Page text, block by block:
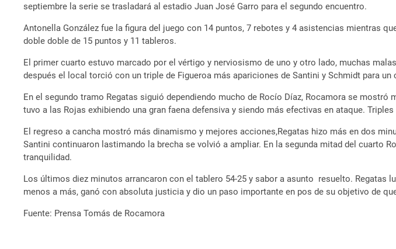
septiembre la serie se trasladará al estadio Juan José Garro para el segundo encuentro.
Antonella González fue la figura del juego con 14 puntos, 7 rebotes y 4 asistencias mientras
doble doble de 15 puntos y 11 tableros.
El primer cuarto estuvo marcado por el vértigo y nerviosismo de uno y otro lado, muchas
después el local torció con un triple de Figueroa más apariciones de Santini y Schmidt para un
En el segundo tramo Regatas siguió dependiendo mucho de Rocío Díaz, Rocamora se
tuvo a las Rojas exhibiendo una gran faena defensiva y siendo más efectivas en ataque.
El regreso a cancha mostró más dinamismo y mejores acciones,Regatas hizo más en dos
Santini continuaron lastimando la brecha se volvió a ampliar. En la segunda mitad del cuarto
tranquilidad.
Los últimos diez minutos arrancaron con el tablero 54-25 y sabor a asunto resuelto. Regatas
menos a más, ganó con absoluta justicia y dio un paso importante en pos de su objetivo de
Fuente: Prensa Tomás de Rocamora